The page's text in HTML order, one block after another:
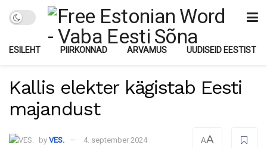
ESILEHT PIIRKONNAD ARVAMUS UUDISEID EESTIST
Kallis elekter kägistab Eesti
majandust
by VES. 4. september 2024 AA